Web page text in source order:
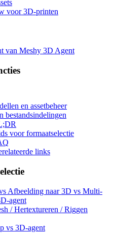
voor 3D-printen
van Meshy 3D Agent
en assetbeheer
bestandsindelingen
voor formaatselectie
links
Afbeelding naar 3D vs Multi-
agent
/ Hertextureren / Riggen
vs 3D-agent